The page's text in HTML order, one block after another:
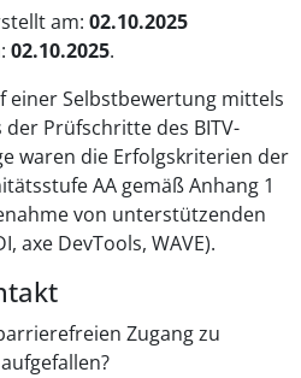
am: 02.10.2025
02.10.2025.
einer Selbstbewertung mittels
Prüfschritte des BITV-
waren die Erfolgskriterien der
AA gemäß Anhang 1
von unterstützenden
axe DevTools, WAVE).
Zugang zu